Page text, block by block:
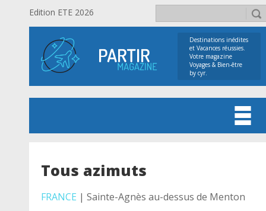
Edition ETE 2026
Destinations inédites
et Vacances réussies.
Votre magazine
Voyages & Bien-être
by cyr.
Tous azimuts
FRANCE | Sainte-Agnès au-dessus de Menton